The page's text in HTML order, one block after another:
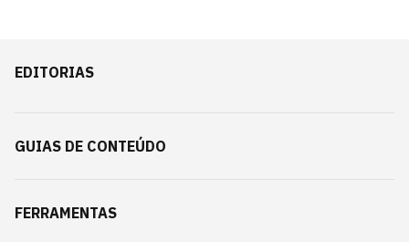
EDITORIAS
GUIAS DE CONTEÚDO
FERRAMENTAS